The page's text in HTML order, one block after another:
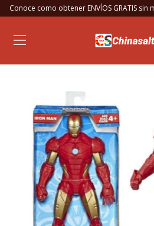
Conoce como obtener ENVÍOS GRATIS